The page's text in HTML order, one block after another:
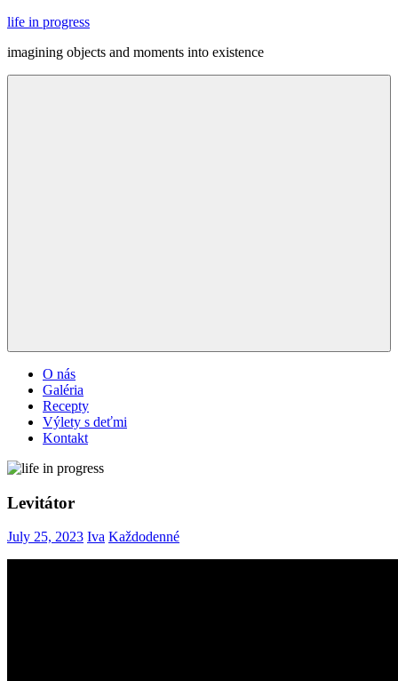
Skip
content
life in progress
imagining objects and moments into existence
O nás
Galéria
Recepty
Výlety s deťmi
Kontakt
Levitátor
July 25, 2023 Iva Každodenné